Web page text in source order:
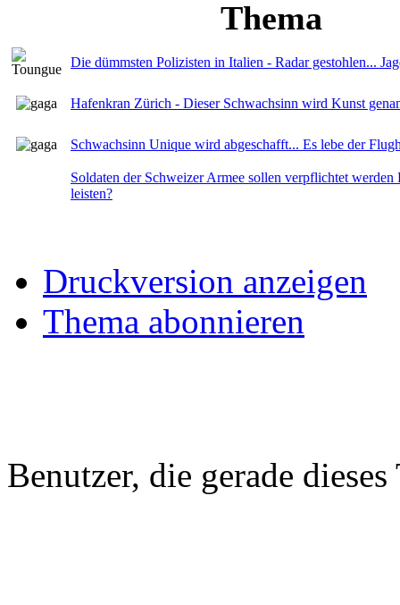
Thema
Die dümmsten Polizisten in Italien - Radar gestohlen...
Hafenkran Zürich - Dieser Schwachsinn wird Kunst
Schwachsinn Unique wird abgeschafft... Es lebe der
Soldaten der Schweizer Armee sollen verpflichtet
leisten?
Druckversion anzeigen
Thema abonnieren
Benutzer, die gerade